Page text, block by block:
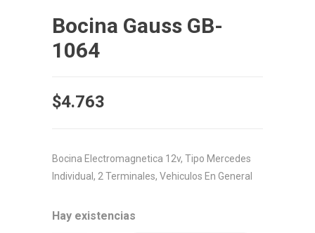
Bocina Gauss GB-
1064
$4.763
Bocina Electromagnetica 12v, Tipo Mercedes
Individual, 2 Terminales, Vehiculos En General
Hay existencias